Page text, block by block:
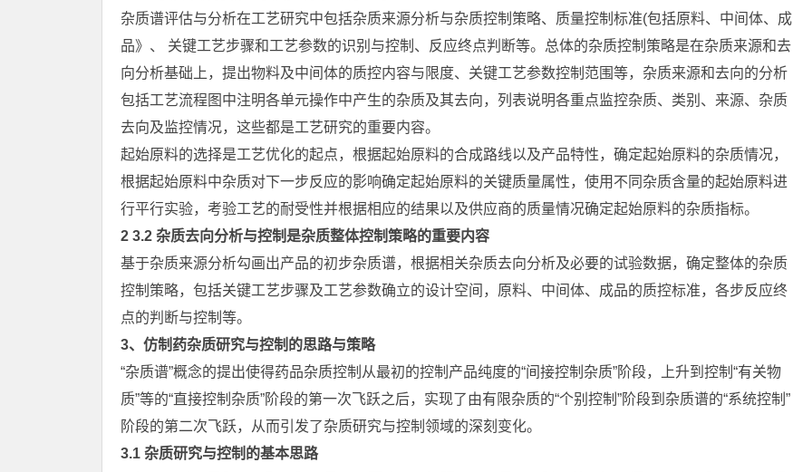
杂质谱评估与分析在工艺研究中包括杂质来源分析与杂质控制策略、质量控制标准(包括原料、中间体、成
品》、 关键工艺步骤和工艺参数的识别与控制、反应终点判断等。总体的杂质控制策略是在杂质来源和去
向分析基础上，提出物料及中间体的质控内容与限度、关键工艺参数控制范围等，杂质来源和去向的分析
包括工艺流程图中注明各单元操作中产生的杂质及其去向，列表说明各重点监控杂质、类别、来源、杂质
去向及监控情况，这些都是工艺研究的重要内容。
起始原料的选择是工艺优化的起点，根据起始原料的合成路线以及产品特性，确定起始原料的杂质情况，
根据起始原料中杂质对下一步反应的影响确定起始原料的关键质量属性，使用不同杂质含量的起始原料进
行平行实验，考验工艺的耐受性并根据相应的结果以及供应商的质量情况确定起始原料的杂质指标。
2 3.2 杂质去向分析与控制是杂质整体控制策略的重要内容
基于杂质来源分析勾画出产品的初步杂质谱，根据相关杂质去向分析及必要的试验数据，确定整体的杂质
控制策略，包括关键工艺步骤及工艺参数确立的设计空间，原料、中间体、成品的质控标准，各步反应终
点的判断与控制等。
3、仿制药杂质研究与控制的思路与策略
“杂质谱”概念的提出使得药品杂质控制从最初的控制产品纯度的“间接控制杂质”阶段，上升到控制“有关物
质”等的“直接控制杂质”阶段的第一次飞跃之后，实现了由有限杂质的“个别控制”阶段到杂质谱的“系统控制”
阶段的第二次飞跃，从而引发了杂质研究与控制领域的深刻变化。
3.1 杂质研究与控制的基本思路